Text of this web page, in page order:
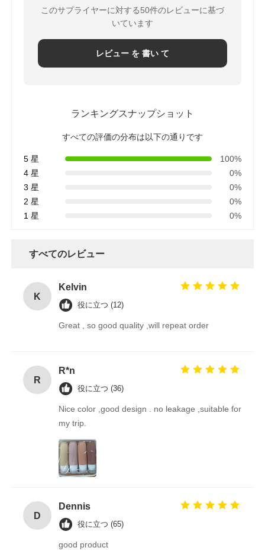
このサプライヤーに対する50件のレビューに基づ
いています
レビュー を 書い て
ランキングスナップショット
すべての評価の分布は以下の通りです
5 星
100%
4 星
0%
3 星
0%
2 星
0%
1 星
0%
すべてのレビュー
K
Kelvin
役に立つ (12)
Great , so good quality ,will repeat order
R
R*n
役に立つ (36)
Nice color ,good design . no leakage ,suitable for
my trip.
D
Dennis
役に立つ (65)
good product